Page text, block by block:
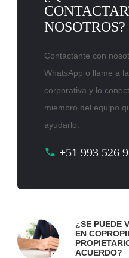
NOSOTROS?
Contáctante con
WhatsApp o llame a
corporativa y lo
miembro del equipo
ayudarlo.
+51 993 526
¿SE PUEDE
EN
ACUERDO?